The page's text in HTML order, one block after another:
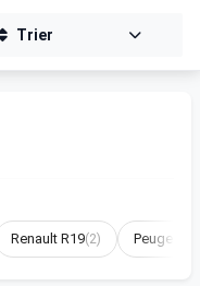
Trier
Renault R19(2) Peugeot